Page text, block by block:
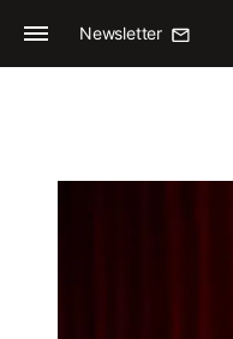
Newsletter